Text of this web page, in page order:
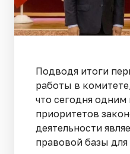
Подводя итоги
работы в
что сегодня одним
приоритетов
деятельности
правовой базы